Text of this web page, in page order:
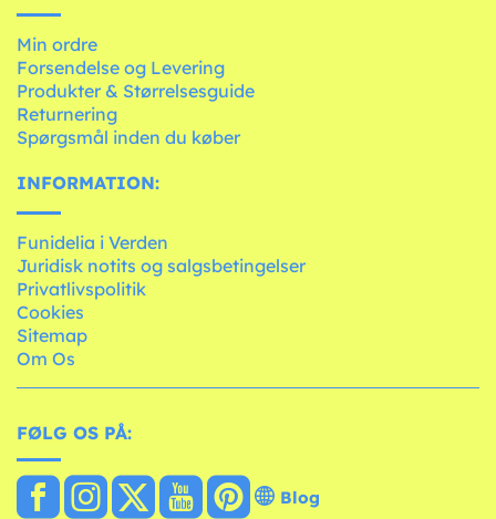
Min ordre
Forsendelse og Levering
Produkter & Størrelsesguide
Returnering
Spørgsmål inden du køber
INFORMATION:
Funidelia i Verden
Juridisk notits og salgsbetingelser
Privatlivspolitik
Cookies
Sitemap
Om Os
FØLG OS PÅ:
Blog